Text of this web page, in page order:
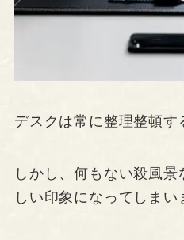
デスクは常に整理整頓す
しかし、何もない殺風
しい印象になってしまい